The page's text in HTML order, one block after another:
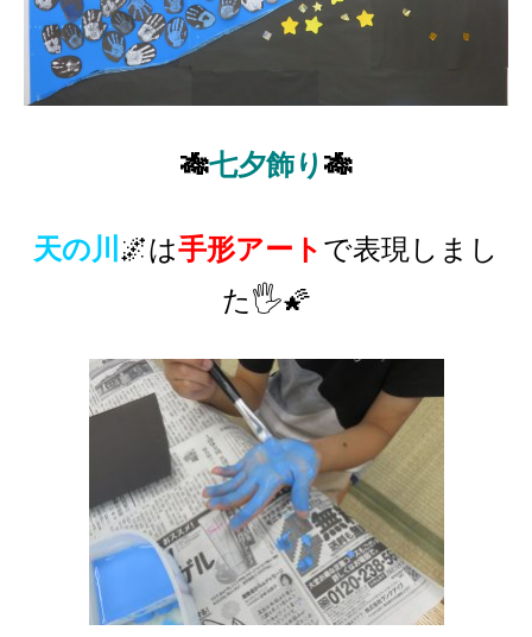
🎋七夕飾り 🎋
天の川 🌌は手形アート で表現しまし
た🖐🌠